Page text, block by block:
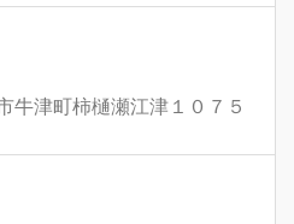
牛津町柿樋瀬江津１０７５